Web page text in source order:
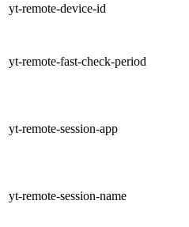
yt-remote-device-id
yt-remote-fast-check-period
yt-remote-session-app
yt-remote-session-name